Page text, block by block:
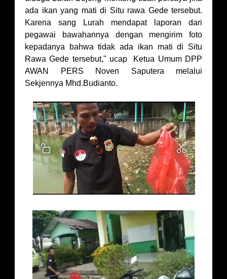
ada ikan yang mati di Situ rawa Gede tersebut.
Karena sang Lurah mendapat laporan dari
pegawai bawahannya dengan mengirim foto
kepadanya bahwa tidak ada ikan mati di Situ
Rawa Gede tersebut," ucap Ketua Umum DPP
AWAN PERS Noven Saputera melalui
Sekjennya Mhd.Budianto.